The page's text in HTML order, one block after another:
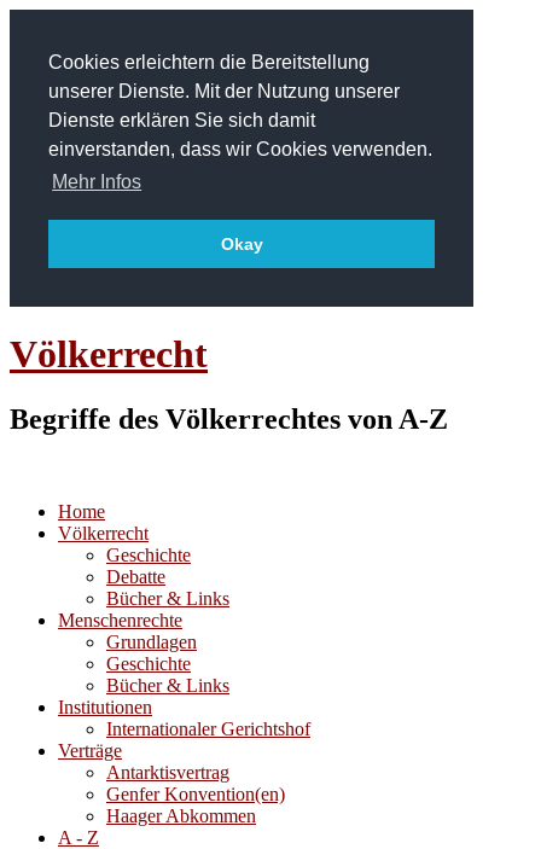
Cookies erleichtern die Bereitstellung
unserer Dienste. Mit der Nutzung unserer
Dienste erklären Sie sich damit
einverstanden, dass wir Cookies verwenden.
Mehr Infos
Okay
Völkerrecht
Begriffe des Völkerrechtes von A-Z
Home
Völkerrecht
Geschichte
Debatte
Bücher & Links
Menschenrechte
Grundlagen
Geschichte
Bücher & Links
Institutionen
Internationaler Gerichtshof
Verträge
Antarktisvertrag
Genfer Konvention(en)
Haager Abkommen
A - Z